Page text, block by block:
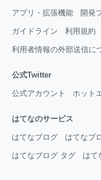
アプリ・拡張機能 開発
ガイドライン 利用規約
利用者情報の外部送信に
公式Twitter
公式アカウント ホット
はてなのサービス
はてなブログ はてなブ
はてなブログ タグ はて